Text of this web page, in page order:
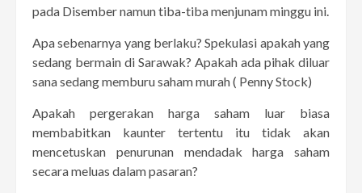
pada Disember namun tiba-tiba menjunam minggu ini.
Apa sebenarnya yang berlaku? Spekulasi apakah yang
sedang bermain di Sarawak? Apakah ada pihak diluar
sana sedang memburu saham murah ( Penny Stock)
Apakah pergerakan harga saham luar biasa
membabitkan kaunter tertentu itu tidak akan
mencetuskan penurunan mendadak harga saham
secara meluas dalam pasaran?